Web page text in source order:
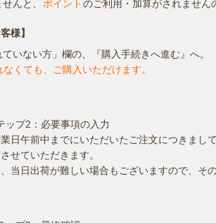
んと、 ポイント のご利用・加算がされません
様】
ていない方」欄の、『購入手続きへ進む』へ。
くても、ご購入いただけます。
日午前中までにいただいたご注文につきまし
せていただきます。
当日出荷が難しい場合もございますので、そ